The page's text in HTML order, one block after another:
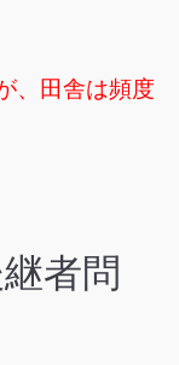
、田舎は頻度
者問